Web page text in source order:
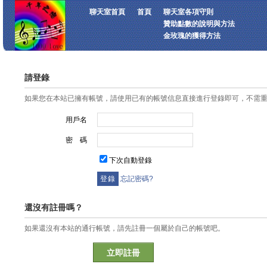
聊天室首頁 首頁
聊天室各項守則
贊助點數的說明與方法
金玫瑰的獲得方法
請登錄
如果您在本站已擁有帳號，請使用已有的帳號信息直接進行登錄即可，不需
用戶名
密 碼
下次自動登錄
忘記密碼?
還沒有註冊嗎？
如果還沒有本站的通行帳號，請先註冊一個屬於自己的帳號吧。
立即註冊